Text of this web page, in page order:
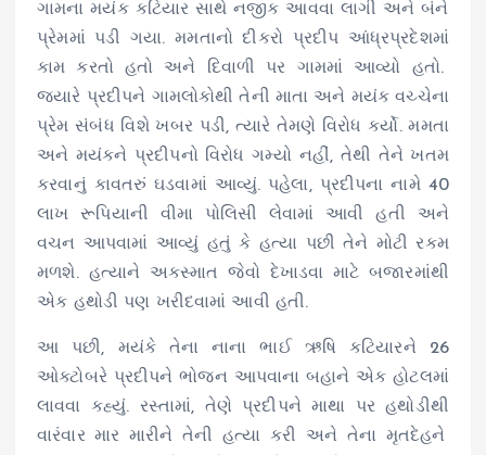
ગામના મયંક કટિયાર સાથે નજીક આવવા લાગી અને બંને
પ્રેમમાં પડી ગયા.મમતાનો દીકરો પ્રદીપ આંધ્રપ્રદેશમાં
કામ કરતો હતો અને દિવાળી પર ગામમાં આવ્યો હતો.
જ્યારે પ્રદીપને ગામલોકોથી તેની માતા અને મયંક વચ્ચેના
પ્રેમ સંબંધ વિશે ખબર પડી, ત્યારે તેમણે વિરોધ કર્યો. મમતા
અને મયંકને પ્રદીપનો વિરોધગમ્યો નહીં, તેથી તેને ખતમ
કરવાનું કાવતરુંઘડવામાં આવ્યું. પહેલા, પ્રદીપના નામે 40
લાખ રૂપિયાની વીમા પોલિસી લેવામાં આવી હતી અને
વચન આપવામાં આવ્યું હતું કે હત્યા પછી તેને મોટી રકમ
મળશે. હત્યાને અકસ્માત જેવો દેખાડવા માટે બજારમાંથી
એક હથોડી પણ ખરીદવામાં આવી હતી.
આ પછી, મયંકે તેના નાના ભાઈ ઋષિ કટિયારને 26
ઓક્ટોબરે પ્રદીપને ભોજન આપવાના બહાને એક હોટલમાં
લાવવા કહ્યું. રસ્તામાં, તેણે પ્રદીપને માથા પરહથોડીથી
વારંવાર માર મારીને તેની હત્યા કરી અને તેના મૃતદેહને